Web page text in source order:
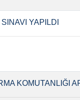
YAPILDI
KOMUTANLIĞI